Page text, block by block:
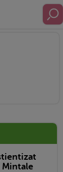
Mintale